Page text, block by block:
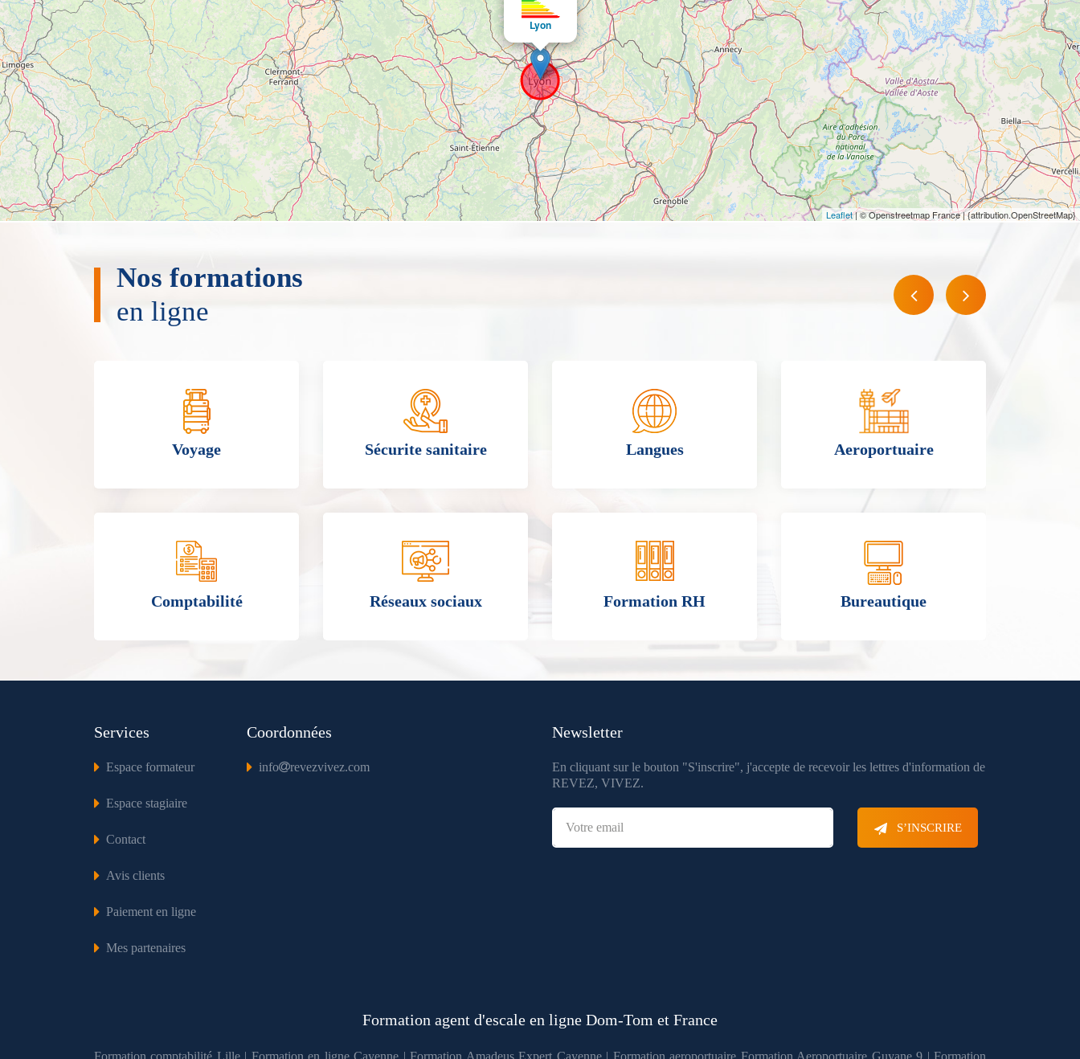
Lyon
Leaflet| © Openstreetmap France | {attribution.OpenStreetMap}
Nos formations
en ligne
Voyage
Comptabilité
Sécurite sanitaire
Réseaux sociaux
Langues
Formation RH
Aeroportuaire
Bureautique
Services
Espace formateur
Espace stagiaire
Contact
Avis clients
Paiement en ligne
Mes partenaires
Coordonnées
info revezvivez.com
Newsletter
En cliquant sur le bouton "S'inscrire", j'accepte de recevoir les lettres d'information de
REVEZ, VIVEZ.
S’INSCRIRE
Formation agent d'escale en ligne Dom-Tom et France
Formation comptabilité Lille| Formation en ligne Cayenne |Formation Amadeus Expert Cayenne| Formation aeroportuaire Formation Aeroportuaire Guyane 9 |Formation